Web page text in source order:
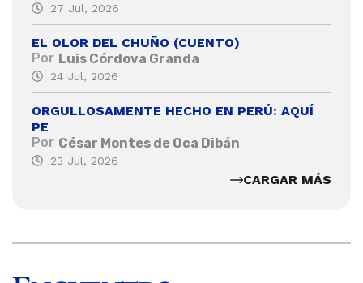
27 Jul, 2026
EL OLOR DEL CHUÑO (CUENTO)
Por Luis Córdova Granda
24 Jul, 2026
ORGULLOSAMENTE HECHO EN PERÚ: AQUÍ
PE
Por César Montes de Oca Dibán
23 Jul, 2026
CARGAR MÁS